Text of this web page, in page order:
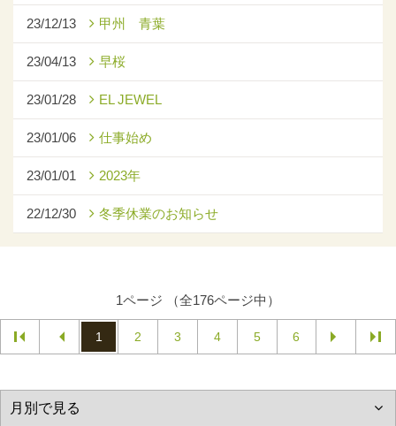
23/12/13 甲州 青葉
23/04/13 早桜
23/01/28 EL JEWEL
23/01/06 仕事始め
23/01/01 2023年
22/12/30 冬季休業のお知らせ
1ページ （全176ページ中）
1 2 3 4 5 6